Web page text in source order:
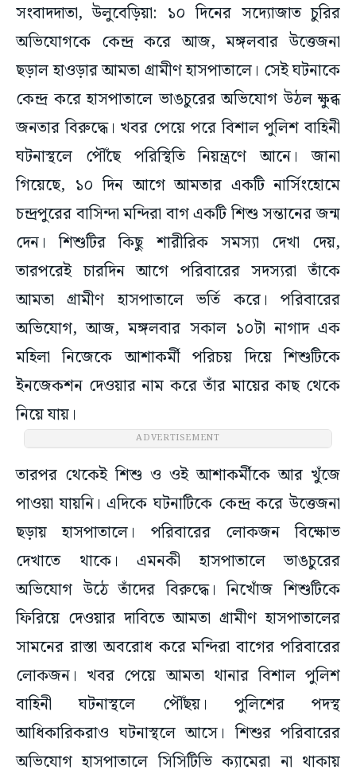
সংবাদদাতা, উলুবেড়িয়া: ১০ দিনের সদ্যোজাত চুরির
অভিযোগকে কেন্দ্র করে আজ, মঙ্গলবার উত্তেজনা
ছড়াল হাওড়ার আমতা গ্রামীণ হাসপাতালে। সেই ঘটনাকে
কেন্দ্র করে হাসপাতালে ভাঙচুরের অভিযোগ উঠল ক্ষুব্ধ
জনতার বিরুদ্ধে। খবর পেয়ে পরে বিশাল পুলিশ বাহিনী
ঘটনাস্থলে পৌঁছে পরিস্থিতি নিয়ন্ত্রণে আনে। জানা
গিয়েছে, ১০ দিন আগে আমতার একটি নার্সিংহোমে
চন্দ্রপুরের বাসিন্দা মন্দিরা বাগ একটি শিশু সন্তানের জন্ম
দেন। শিশুটির কিছু শারীরিক সমস্যা দেখা দেয়,
তারপরেই চারদিন আগে পরিবারের সদস্যরা তাঁকে
আমতা গ্রামীণ হাসপাতালে ভর্তি করে। পরিবারের
অভিযোগ, আজ, মঙ্গলবার সকাল ১০টা নাগাদ এক
মহিলা নিজেকে আশাকর্মী পরিচয় দিয়ে শিশুটিকে
ইনজেকশন দেওয়ার নাম করে তাঁর মায়ের কাছ থেকে
নিয়ে যায়।
ADVERTISEMENT
তারপর থেকেই শিশু ও ওই আশাকর্মীকে আর খুঁজে
পাওয়া যায়নি। এদিকে ঘটনাটিকে কেন্দ্র করে উত্তেজনা
ছড়ায় হাসপাতালে। পরিবারের লোকজন বিক্ষোভ
দেখাতে থাকে। এমনকী হাসপাতালে ভাঙচুরের
অভিযোগ উঠে তাঁদের বিরুদ্ধে। নিখোঁজ শিশুটিকে
ফিরিয়ে দেওয়ার দাবিতে আমতা গ্রামীণ হাসপাতালের
সামনের রাস্তা অবরোধ করে মন্দিরা বাগের পরিবারের
লোকজন। খবর পেয়ে আমতা থানার বিশাল পুলিশ
বাহিনী ঘটনাস্থলে পৌঁছয়। পুলিশের পদস্থ
আধিকারিকরাও ঘটনাস্থলে আসে। শিশুর পরিবারের
অভিযোগ হাসপাতালে সিসিটিভি ক্যামেরা না থাকায়